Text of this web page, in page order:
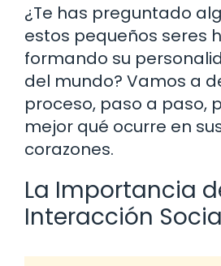
¿Te has preguntado
estos pequeños seres
formando su
del mundo? Vamos a
proceso, paso a paso,
mejor qué ocurre en
corazones.
La Importancia
Interacción